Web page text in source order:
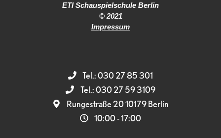
ETI Schauspielschule Berlin
© 2021
Impressum
Tel.: 030 27 85 301
Tel.: 030 27 59 3109
Rungestraße 20 10179 Berlin
10:00 - 17:00